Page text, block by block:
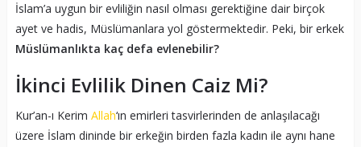
İslam’a uygun bir evliliğin nasıl olması gerektiğine dair birçok
ayet ve hadis, Müslümanlara yol göstermektedir. Peki, bir erkek
Müslümanlıkta kaç defa evlenebilir?
İkinci Evlilik Dinen Caiz Mi?
Kur’an-ı Kerim Allah‘ın emirleri tasvirlerinden de anlaşılacağı
üzere İslam dininde bir erkeğin birden fazla kadın ile aynı hane